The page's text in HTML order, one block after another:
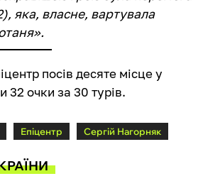
яка, власне, вартувала
посів десяте місце у
32 очки за 30 турів.
Епіцентр Сергій Нагорняк